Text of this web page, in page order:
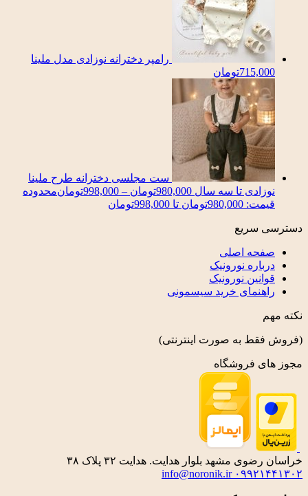
رامپر دخترانه نوزادی مدل ملینا
715,000تومان
ست مجلسی دخترانه طرح ملینا
نوزادی تا سه سال 980,000تومان –
998,000تومانمحدوده
قیمت: 980,000تومان تا 998,000تومان
دسترسی سریع
صفحه اصلی
درباره نورونیک
قوانین نورونیک
راهنمای خرید سیسمونی
نکته مهم
(فروش فقط به صورت اینترنتی)
مجوز های فروشگاه
خراسان رضوی مشهد بلوار هدایت. هدایت ۳۲ پلاک ۳۸
۰۹۹۲۱۴۴۱۳۰۲ info@noronik.ir